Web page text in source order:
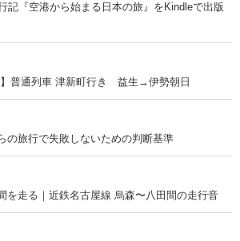
記『空港から始まる日本の旅』をKindleで出版
】普通列車 津新町行き 益生→伊勢朝日
の旅行で失敗しないための判断基準
を走る｜近鉄名古屋線 烏森〜八田間の走行音